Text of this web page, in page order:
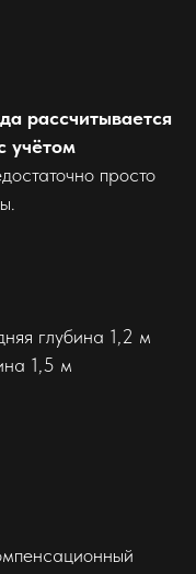
рассчитывается
учётом
просто
глубина 1,2 м
1,5 м